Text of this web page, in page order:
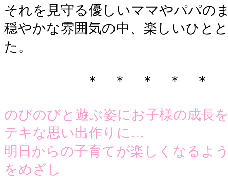
それを見守る優しいママやパパの
穏やかな雰囲気の中、楽しいひと
た。
＊ ＊ ＊ ＊ ＊
のびのびと遊ぶ姿にお子様の成長
テキな思い出作りに…
明日からの子育てが楽しくなるよ
をめざし